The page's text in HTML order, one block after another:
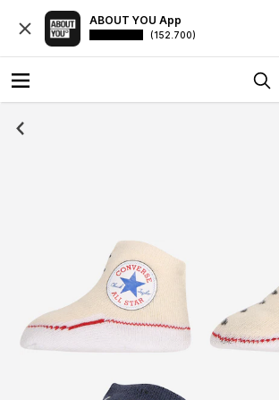
ABOUT YOU App
(152.700)